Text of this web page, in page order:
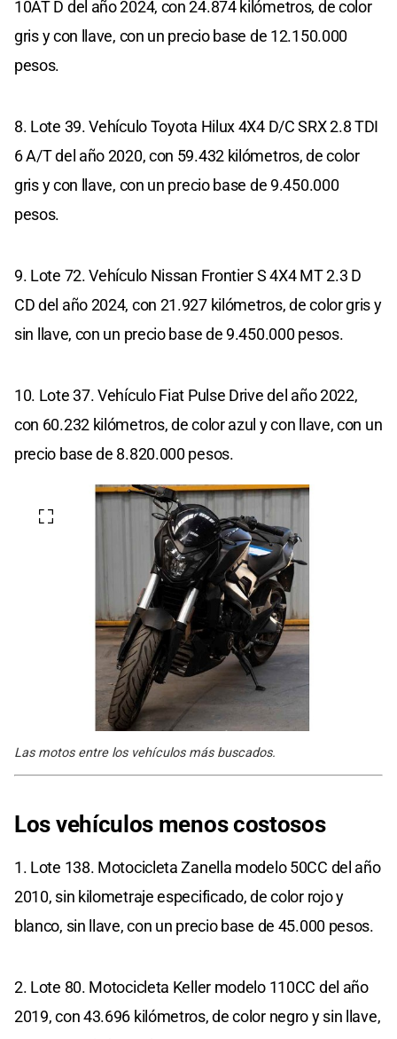
10AT D del año 2024, con 24.874 kilómetros, de color
gris y con llave, con un precio base de 12.150.000
pesos.
8. Lote 39. Vehículo Toyota Hilux 4X4 D/C SRX 2.8 TDI
6 A/T del año 2020, con 59.432 kilómetros, de color
gris y con llave, con un precio base de 9.450.000
pesos.
9. Lote 72. Vehículo Nissan Frontier S 4X4 MT 2.3 D
CD del año 2024, con 21.927 kilómetros, de color gris y
sin llave, con un precio base de 9.450.000 pesos.
10. Lote 37. Vehículo Fiat Pulse Drive del año 2022,
con 60.232 kilómetros, de color azul y con llave, con un
precio base de 8.820.000 pesos.
Las motos entre los vehículos más buscados.
Los vehículos menos costosos
1. Lote 138. Motocicleta Zanella modelo 50CC del año
2010, sin kilometraje especificado, de color rojo y
blanco, sin llave, con un precio base de 45.000 pesos.
2. Lote 80. Motocicleta Keller modelo 110CC del año
2019, con 43.696 kilómetros, de color negro y sin llave,